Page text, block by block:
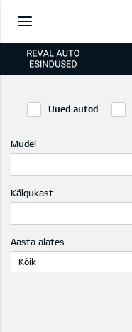
Uued autod
Mudel
Käigukast
Aasta alates
Kõik